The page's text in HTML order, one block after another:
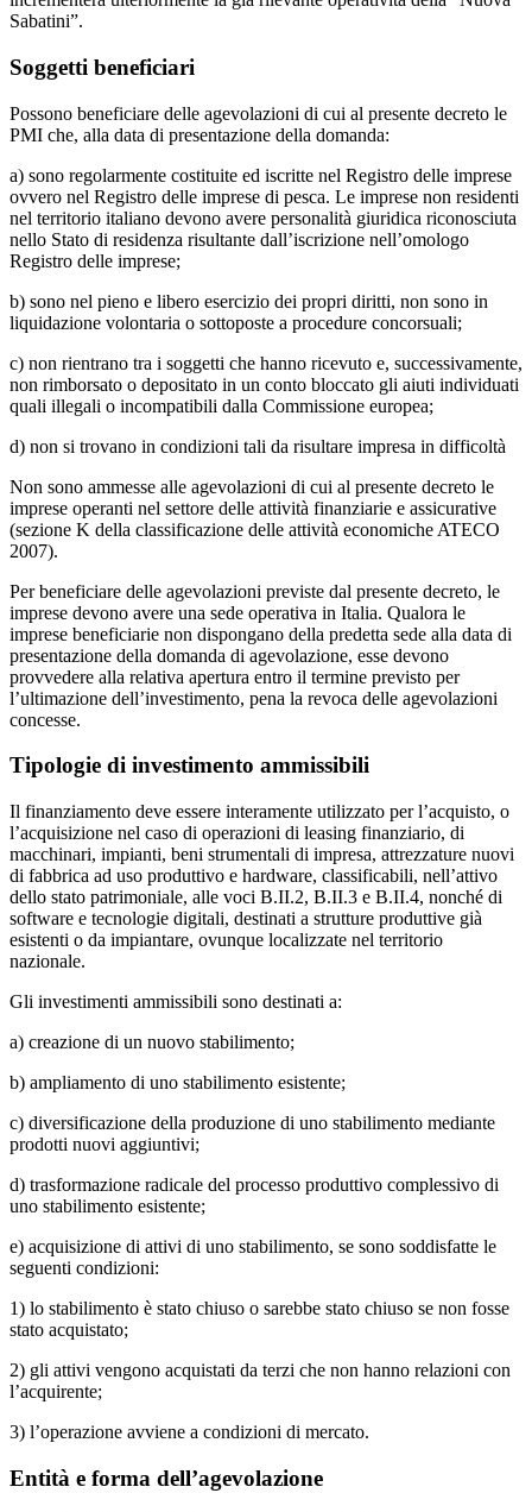
Sabatini”.
Soggetti beneficiari
Possono beneficiare delle agevolazioni di cui al presente decreto le
PMI che, alla data di presentazione della domanda:
a) sono regolarmente costituite ed iscritte nel Registro delle imprese
ovvero nel Registro delle imprese di pesca. Le imprese non residenti
nel territorio italiano devono avere personalità giuridica riconosciuta
nello Stato di residenza risultante dall’iscrizione nell’omologo
Registro delle imprese;
b) sono nel pieno e libero esercizio dei propri diritti, non sono in
liquidazione volontaria o sottoposte a procedure concorsuali;
c) non rientrano tra i soggetti che hanno ricevuto e, successivamente,
non rimborsato o depositato in un conto bloccato gli aiuti individuati
quali illegali o incompatibili dalla Commissione europea;
d) non si trovano in condizioni tali da risultare impresa in difficoltà
Non sono ammesse alle agevolazioni di cui al presente decreto le
imprese operanti nel settore delle attività finanziarie e assicurative
(sezione K della classificazione delle attività economiche ATECO
2007).
Per beneficiare delle agevolazioni previste dal presente decreto, le
imprese devono avere una sede operativa in Italia. Qualora le
imprese beneficiarie non dispongano della predetta sede alla data di
presentazione della domanda di agevolazione, esse devono
provvedere alla relativa apertura entro il termine previsto per
l’ultimazione dell’investimento, pena la revoca delle agevolazioni
concesse.
Tipologie di investimento ammissibili
Il finanziamento deve essere interamente utilizzato per l’acquisto, o
l’acquisizione nel caso di operazioni di leasing finanziario, di
macchinari, impianti, beni strumentali di impresa, attrezzature nuovi
di fabbrica ad uso produttivo e hardware, classificabili, nell’attivo
dello stato patrimoniale, alle voci B.II.2, B.II.3 e B.II.4, nonché di
software e tecnologie digitali, destinati a strutture produttive già
esistenti o da impiantare, ovunque localizzate nel territorio
nazionale.
Gli investimenti ammissibili sono destinati a:
a) creazione di un nuovo stabilimento;
b) ampliamento di uno stabilimento esistente;
c) diversificazione della produzione di uno stabilimento mediante
prodotti nuovi aggiuntivi;
d) trasformazione radicale del processo produttivo complessivo di
uno stabilimento esistente;
e) acquisizione di attivi di uno stabilimento, se sono soddisfatte le
seguenti condizioni:
1) lo stabilimento è stato chiuso o sarebbe stato chiuso se non fosse
stato acquistato;
2) gli attivi vengono acquistati da terzi che non hanno relazioni con
l’acquirente;
3) l’operazione avviene a condizioni di mercato.
Entità e forma dell’agevolazione